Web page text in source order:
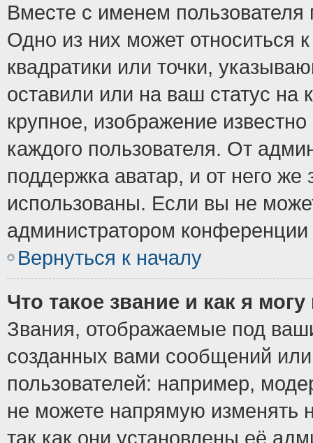
Вместе с именем пользователя
Одно из них может относиться
квадратики или точки,
оставили или на ваш статус
крупное, изображение
каждого пользователя. От
поддержка аватар, и от него же
использованы. Если вы не
администратором
Вернуться к началу
Что такое звание и как я
Звания, отображаемые под
созданных вами сообщений
пользователей: например,
не можете напрямую изменять
так как они установлены её